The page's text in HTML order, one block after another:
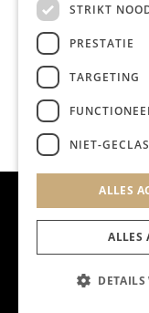
STRIKT
PRESTATIE
TARGETING
NIET-
ALLES
ALLES
DETAILS